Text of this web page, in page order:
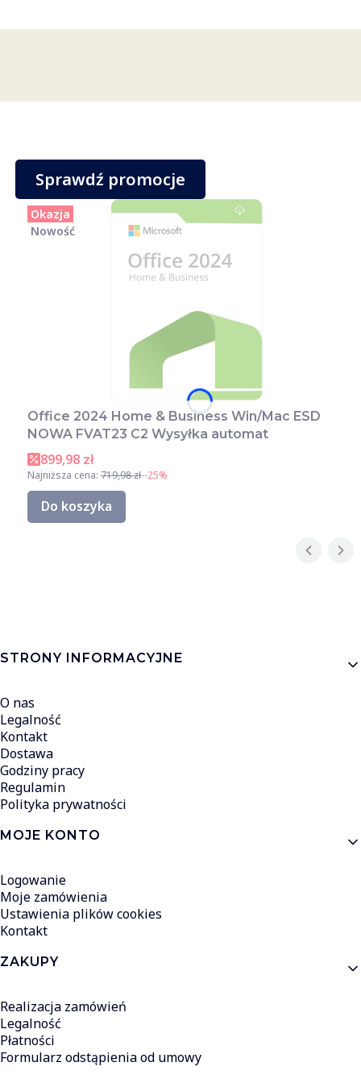
Sprawdź promocje
Okazja
Nowość
Office 2024 Home & Business Win/Mac ESD
NOWA FVAT23 C2 Wysyłka automat
899,98 zł
Najniższa cena: 719,98 zł--25%
Do koszyka
Linki w stopce
STRONY INFORMACYJNE
O nas
Legalność
Kontakt
Dostawa
Godziny pracy
Regulamin
Polityka prywatności
MOJE KONTO
Logowanie
Moje zamówienia
Ustawienia plików cookies
Kontakt
ZAKUPY
Realizacja zamówień
Legalność
Płatności
Formularz odstąpienia od umowy